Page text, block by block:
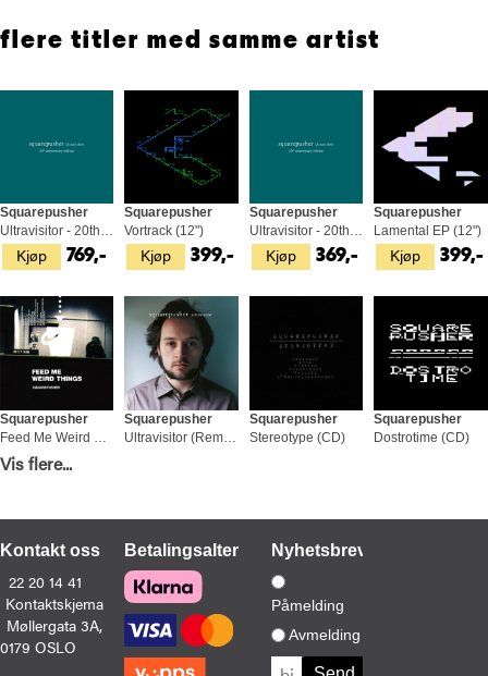
flere titler med samme artist
Kjøp
Squarepusher
Ultravisitor - 20th Anniversary… (3LP)
769,- Kjøp
Squarepusher
Vortrack (12")
399,- Kjøp
Squarepusher
Ultravisitor - 20th Anniversary… (2CD)
369,- Kjøp
Squarepusher
Lamental EP (12")
399,-
Kjøp
Squarepusher
579,-
Squarepusher
Squarepusher
Stereotype (CD)
Squarepusher
Dostrotime (CD)
Squarepusher
Kjøp
Squarepusher
Damogen Furies (CD)
229,- Kjøp
Squarepusher
Be Up A Hello (CD)
229,-
Vis flere...
Kontakt oss
22 20 14 41
Kontaktskjema
Møllergata 3A,
0179 OSLO
BetalingsalternativerNyhetsbrev
Påmelding
Avmelding